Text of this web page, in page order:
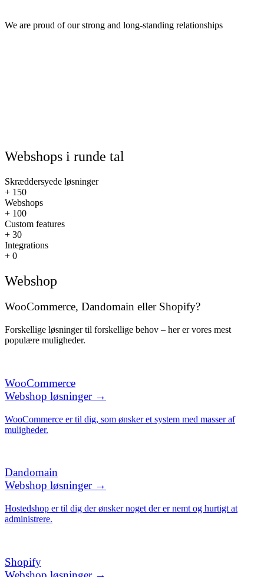
We are proud of our strong and long-standing relationships
Webshops i runde tal
Skræddersyede løsninger
+ 150
Webshops
+ 100
Custom features
+ 30
Integrations
+ 0
Webshop
WooCommerce, Dandomain eller Shopify?
Forskellige løsninger til forskellige behov – her er vores mest
populære muligheder.
WooCommerce
Webshop løsninger →
WooCommerce er til dig, som ønsker et system med masser af
muligheder.
Dandomain
Webshop løsninger →
Hostedshop er til dig der ønsker noget der er nemt og hurtigt at
administrere.
Shopify